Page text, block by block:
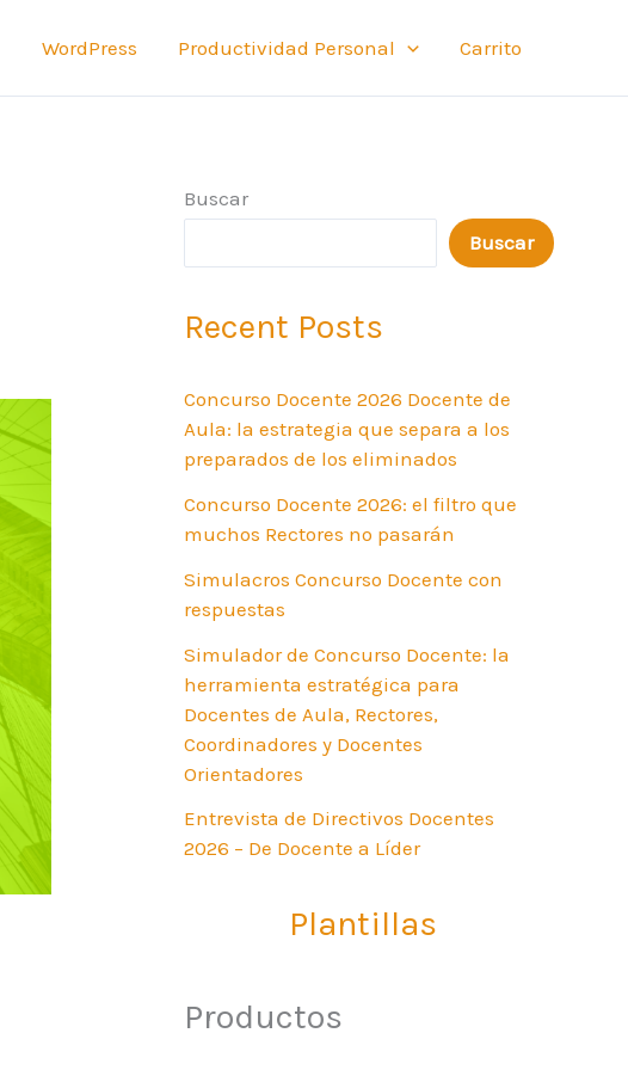
WordPress Productividad Personal Carrito
Buscar
Buscar
Recent Posts
Concurso Docente 2026 Docente de
Aula: la estrategia que separa a los
preparados de los eliminados
Concurso Docente 2026: el filtro que
muchos Rectores no pasarán
Simulacros Concurso Docente con
respuestas
Simulador de Concurso Docente: la
herramienta estratégica para
Docentes de Aula, Rectores,
Coordinadores y Docentes
Orientadores
Entrevista de Directivos Docentes
2026 – De Docente a Líder
Plantillas
Productos